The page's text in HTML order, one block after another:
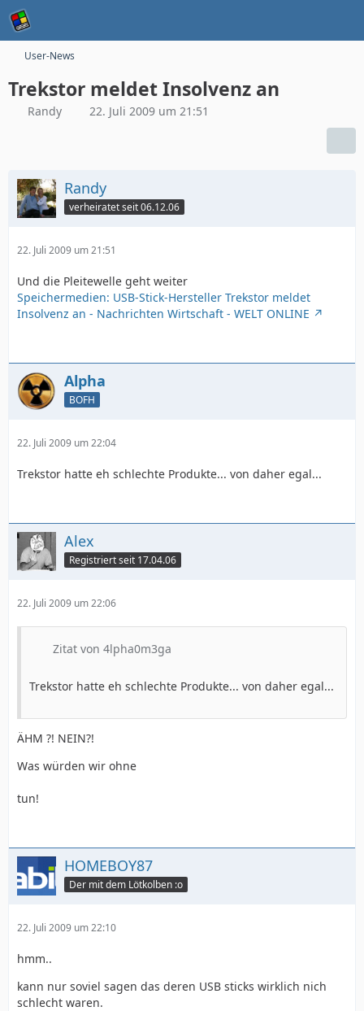
User-News
Trekstor meldet Insolvenz an
Randy 22. Juli 2009 um 21:51
Randy
verheiratet seit 06.12.06
22. Juli 2009 um 21:51
Und die Pleitewelle geht weiter
Speichermedien: USB-Stick-Hersteller Trekstor meldet
Insolvenz an - Nachrichten Wirtschaft - WELT ONLINE
Alpha
BOFH
22. Juli 2009 um 22:04
Trekstor hatte eh schlechte Produkte... von daher egal...
Alex
Registriert seit 17.04.06
22. Juli 2009 um 22:06
Zitat von 4lpha0m3ga
Trekstor hatte eh schlechte Produkte... von daher egal...
ÄHM ?! NEIN?!
Was würden wir ohne
tun!
HOMEBOY87
Der mit dem Lötkolben :o
22. Juli 2009 um 22:10
hmm..
kann nur soviel sagen das deren USB sticks wirklich nich
schlecht waren.